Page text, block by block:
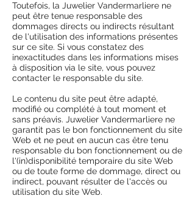
Toutefois, la Juwelier Vandermarliere ne
peut être tenue responsable des
dommages directs ou indirects résultant
de l'utilisation des informations présentes
sur ce site. Si vous constatez des
inexactitudes dans les informations mises
à disposition via le site, vous pouvez
contacter le responsable du site.
Le contenu du site peut être adapté,
modifié ou complété à tout moment et
sans préavis. Juwelier Vandermarliere ne
garantit pas le bon fonctionnement du site
Web et ne peut en aucun cas être tenu
responsable du bon fonctionnement ou de
l'(in)disponibilité temporaire du site Web
ou de toute forme de dommage, direct ou
indirect, pouvant résulter de l'accès ou
utilisation du site Web.